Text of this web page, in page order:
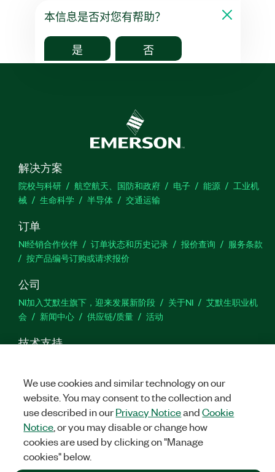
本信息是否对您有帮助？
是 否
解决方案
院校与科研 航空航天、国防和政府 电子 能源
工业机
械
生命科学 半导体 交通运输
订单
NI经销合作伙伴 订单状态和历史记录 报价查询
服务条款
按产品编号订购或请求报价
公司
NI加入艾默生旗下，迎来发展新阶段 关于NI
艾默生职业机
会
新闻中心 供应链/质量 活动
技术支持
©2026NATIONAL INSTRUMENTS CORP. 恩艾 (中国) 仪器有限公司
版权所有.沪ICP备09002359号.
We use cookies and similar technology on our
website. You may consent to the collection and
use described in ourPrivacy NoticeandCookie
Notice , or you may disable or change how
cookies are used by clicking on "Manage
cookies" below.